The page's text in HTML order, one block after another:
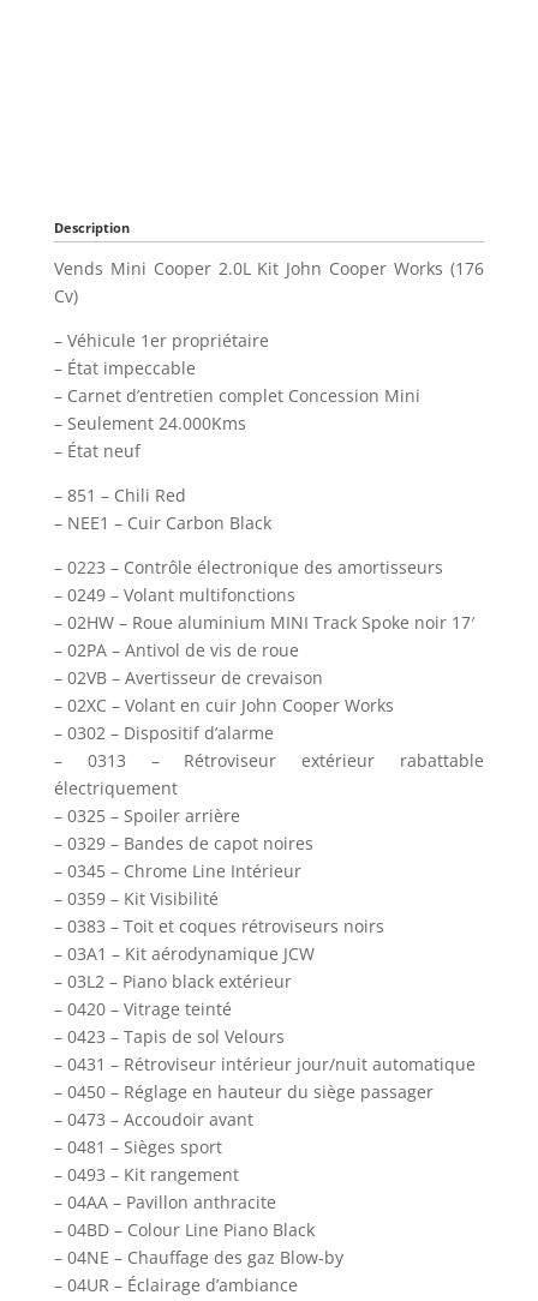
Description
Vends Mini Cooper 2.0L Kit John Cooper Works (176
Cv)
– Véhicule 1er propriétaire
– État impeccable
– Carnet d’entretien complet Concession Mini
– Seulement 24.000Kms
– État neuf
– 851 – Chili Red
– NEE1 – Cuir Carbon Black
– 0223 – Contrôle électronique des amortisseurs
– 0249 – Volant multifonctions
– 02HW – Roue aluminium MINI Track Spoke noir 17′
– 02PA – Antivol de vis de roue
– 02VB – Avertisseur de crevaison
– 02XC – Volant en cuir John Cooper Works
– 0302 – Dispositif d’alarme
– 0313 – Rétroviseur extérieur rabattable
électriquement
– 0325 – Spoiler arrière
– 0329 – Bandes de capot noires
– 0345 – Chrome Line Intérieur
– 0359 – Kit Visibilité
– 0383 – Toit et coques rétroviseurs noirs
– 03A1 – Kit aérodynamique JCW
– 03L2 – Piano black extérieur
– 0420 – Vitrage teinté
– 0423 – Tapis de sol Velours
– 0431 – Rétroviseur intérieur jour/nuit automatique
– 0450 – Réglage en hauteur du siège passager
– 0473 – Accoudoir avant
– 0481 – Sièges sport
– 0493 – Kit rangement
– 04AA – Pavillon anthracite
– 04BD – Colour Line Piano Black
– 04NE – Chauffage des gaz Blow-by
– 04UR – Éclairage d’ambiance